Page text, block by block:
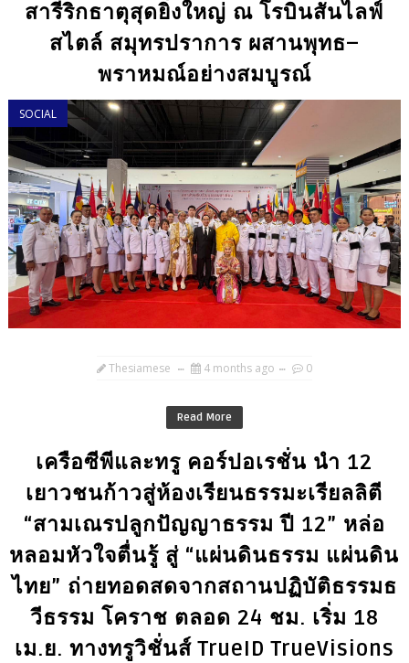
สารีริกธาตุสุดยิ่งใหญ่ ณ โรบินสันไลฟ์
สไตล์ สมุทรปราการ ผสานพุทธ–
พราหมณ์อย่างสมบูรณ์
SOCIAL
Thesiamese 4 months ago 0
Read More
เครือซีพีและทรู คอร์ปอเรชั่น นำ 12
เยาวชนก้าวสู่ห้องเรียนธรรมะเรียลลิตี
“สามเณรปลูกปัญญาธรรม ปี 12” หล่อ
หลอมหัวใจตื่นรู้ สู่ “แผ่นดินธรรม แผ่นดิน
ไทย” ถ่ายทอดสดจากสถานปฏิบัติธรรมธ
วีธรรม โคราช ตลอด 24 ชม. เริ่ม 18
เม.ย. ทางทรูวิชั่นส์ TrueID TrueVisions